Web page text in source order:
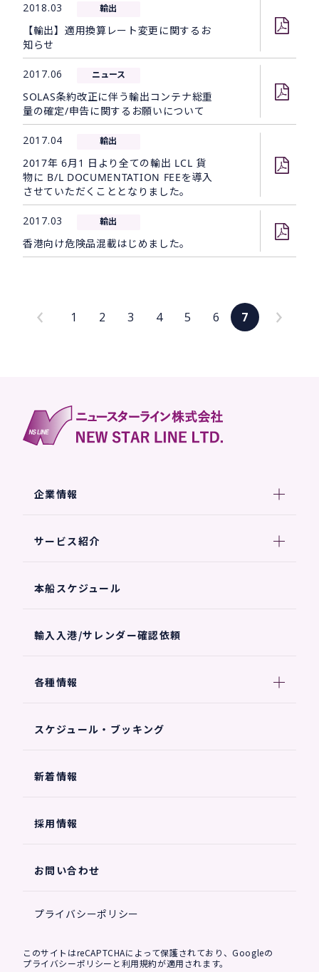
2018.03 輸出
【輸出】適用換算レート変更に関するお
知らせ
2017.06 ニュース
SOLAS条約改正に伴う輸出コンテナ総重
量の確定/申告に関するお願いについて
2017.04 輸出
2017年 6月1 日より全ての輸出 LCL 貨
物に B/L DOCUMENTATION FEEを導入
させていただくこととなりました。
2017.03 輸出
香港向け危険品混載はじめました。
1 2 3 4 5 6 7
企業情報
サービス紹介
本船スケジュール
輸入入港/サレンダー確認依頼
各種情報
スケジュール・ブッキング
新着情報
採用情報
お問い合わせ
プライバシーポリシー
このサイトはreCAPTCHAによって保護されており、Googleの
プライバシーポリシー と利用規約が適用されます。